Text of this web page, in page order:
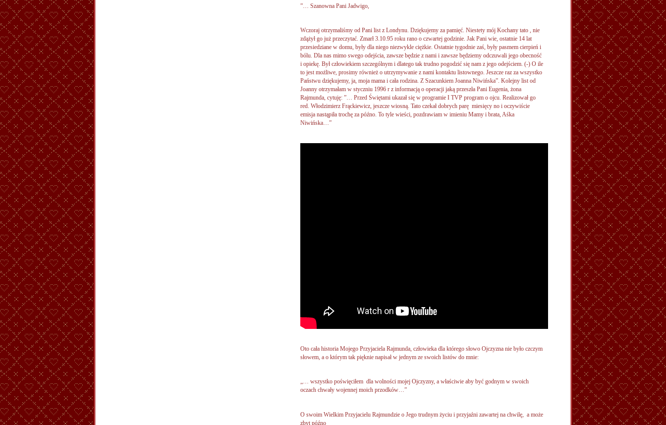
”… Szanowna Pani Jadwigo,
Wczoraj otrzymaliśmy od Pani list z Londynu. Dziękujemy za pamięć. Niestety mój Kochany tato , nie
zdążył go już przeczytać. Zmarł 3.10.95 roku rano o czwartej godzinie. Jak Pani wie, ostatnie 14 lat
przesiedziane w domu, były dla niego niezwykle ciężkie. Ostatnie tygodnie zaś, były pasmem cierpień i
bólu. Dla nas mimo swego odejścia, zawsze będzie z nami i zawsze będziemy odczuwali jego obecność
i opiekę. Był człowiekiem szczególnym i dlatego tak trudno pogodzić się nam z jego odejściem. (-) O ile
to jest możliwe, prosimy również o utrzymywanie z nami kontaktu listownego. Jeszcze raz za wszystko
Państwu dziękujemy, ja, moja mama i cała rodzina. Z Szacunkiem Joanna Niwińska”. Kolejny list od
Joanny otrzymałam w styczniu 1996 r z informacją o operacji jaką przeszła Pani Eugenia, żona
Rajmunda, cytuję: ”… Przed Świętami ukazał się w programie I TVP program o ojcu. Realizował go
red. Włodzimierz Frąckiewicz, jeszcze wiosną. Tato czekał dobrych parę miesięcy no i oczywiście
emisja nastąpiła trochę za późno. To tyle wieści, pozdrawiam w imieniu Mamy i brata, Aśka
Niwińska…”
Oto cała historia Mojego Przyjaciela Rajmunda, człowieka dla którego słowo Ojczyzna nie było czczym
słowem, a o którym tak pięknie napisał w jednym ze swoich listów do mnie:
„… wszystko poświęciłem dla wolności mojej Ojczyzny, a właściwie aby być godnym w swoich
oczach chwały wojennej moich przodków…”
O swoim Wielkim Przyjacielu Rajmundzie o Jego trudnym życiu i przyjaźni zawartej na chwilę, a może
zbyt późno